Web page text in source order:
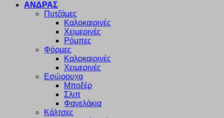
ΑΝΔΡΑΣ
Πυτζάμες
Καλοκαιρινές
Χειμερινές
Ρόμπες
Φόρμες
Καλοκαιρινές
Χειμερινές
Εσώρουχα
Μποξέρ
Σλιπ
Φανελάκια
Κάλτσες